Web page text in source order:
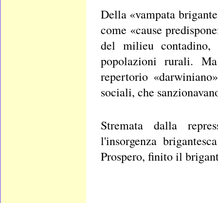
Della «vampata
come «cause
del milieu
popolazioni rurali.
repertorio
sociali, che
Stremata dalla
l'insorgenza
Prospero, finito il